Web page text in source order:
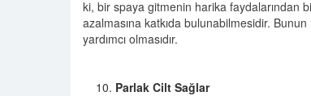
ki, bir spaya gitmenin harika faydalarından
azalmasına katkıda bulunabilmesidir.
yardımcı olmasıdır.
Parlak Cilt Sağlar